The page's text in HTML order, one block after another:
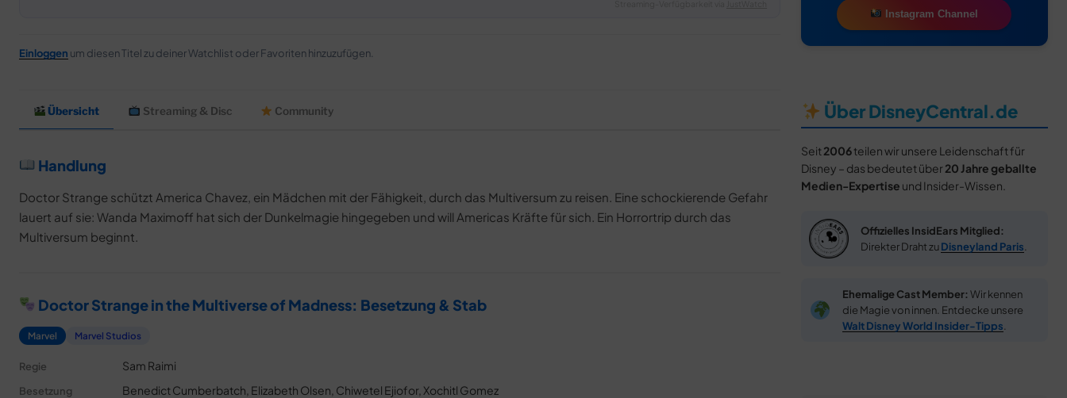
Einloggen um diesen Titel zu deiner Watchlist oder Favoriten hinzuzufügen.
Übersicht Streaming & Disc Community
Handlung
Doctor Strange schützt America Chavez, ein Mädchen mit der Fähigkeit, durch das Multiversum zu reisen. Eine schockierende Gefahr
lauert auf sie: Wanda Maximoff hat sich der Dunkelmagie hingegeben und will Americas Kräfte für sich. Ein Horrortrip durch das
Multiversum beginnt.
Doctor Strange in the Multiverse of Madness: Besetzung & Stab
Marvel Marvel Studios
Regie Sam Raimi
Besetzung Benedict Cumberbatch, Elizabeth Olsen, Chiwetel Ejiofor, Xochitl Gomez
Instagram Channel
Über DisneyCentral.de
Seit 2006teilen wir unsere Leidenschaft für
Disney – das bedeutet über 20 Jahre geballte
Medien-Expertise und Insider-Wissen.
Offizielles InsidEars Mitglied:
Direkter Draht zuDisneyland Paris
Ehemalige Cast Member: Wir kennen
die Magie von innen. Entdecke unsere
Walt Disney World Insider-Tipps